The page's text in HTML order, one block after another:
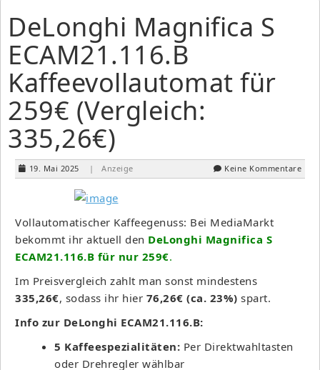
DeLonghi Magnifica S
ECAM21.116.B
Kaffeevollautomat für
259€ (Vergleich:
335,26€)
19. Mai 2025 | Anzeige Keine Kommentare
Vollautomatischer Kaffeegenuss: Bei MediaMarkt
bekommt ihr aktuell den DeLonghi Magnifica S
ECAM21.116.B für nur 259€.
Im Preisvergleich zahlt man sonst mindestens
335,26€, sodass ihr hier 76,26€ (ca. 23%) spart.
Info zur DeLonghi ECAM21.116.B:
5 Kaffeespezialitäten: Per Direktwahltasten
oder Drehregler wählbar